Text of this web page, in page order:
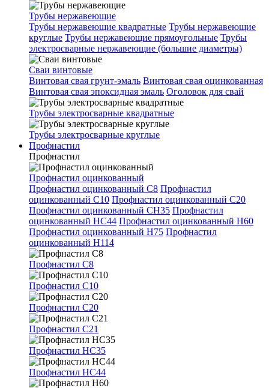
Трубы нержавеющие
Трубы нержавеющие квадратные Трубы нержавеющие
круглые Трубы нержавеющие прямоугольные Трубы
электросварные нержавеющие (большие диаметры)
Сваи винтовые
Винтовая свая грунт-эмаль Винтовая свая оцинкованная
Винтовая свая эпоксидная эмаль Оголовок для свай
Трубы электросварные квадратные
Трубы электросварные круглые
Профнастил
Профнастил
Профнастил оцинкованный
Профнастил оцинкованный С8 Профнастил
оцинкованный С10 Профнастил оцинкованный С20
Профнастил оцинкованный СН35 Профнастил
оцинкованный НС44 Профнастил оцинкованный Н60
Профнастил оцинкованный Н75 Профнастил
оцинкованный Н114
Профнастил С8
Профнастил С10
Профнастил С20
Профнастил С21
Профнастил НС35
Профнастил НС44